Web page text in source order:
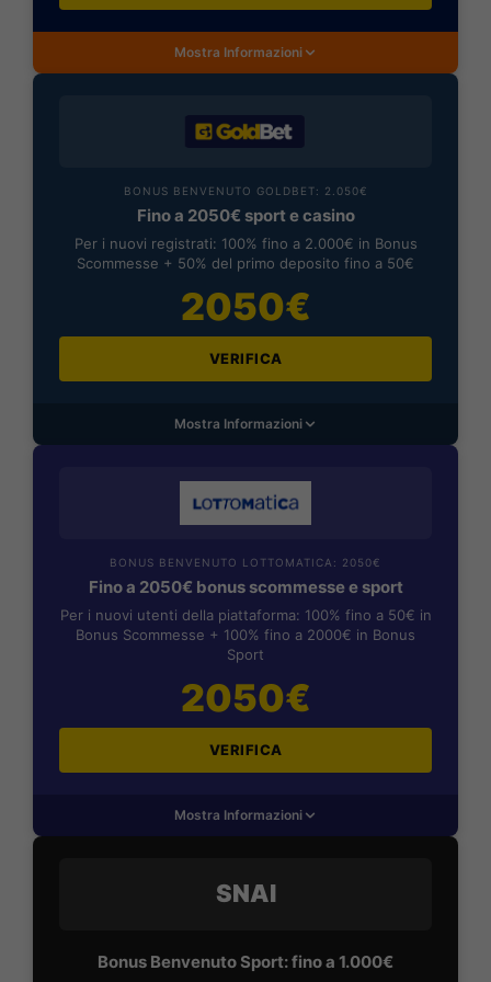
Mostra Informazioni
BONUS BENVENUTO GOLDBET: 2.050€
Fino a 2050€ sport e casino
Per i nuovi registrati: 100% fino a 2.000€ in Bonus
Scommesse + 50% del primo deposito fino a 50€
2050€
VERIFICA
Mostra Informazioni
BONUS BENVENUTO LOTTOMATICA: 2050€
Fino a 2050€ bonus scommesse e sport
Per i nuovi utenti della piattaforma: 100% fino a 50€ in
Bonus Scommesse + 100% fino a 2000€ in Bonus
Sport
2050€
VERIFICA
Mostra Informazioni
SNAI
Bonus Benvenuto Sport: fino a 1.000€